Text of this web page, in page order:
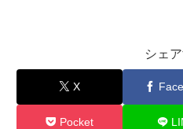
シェ
X
Pocket